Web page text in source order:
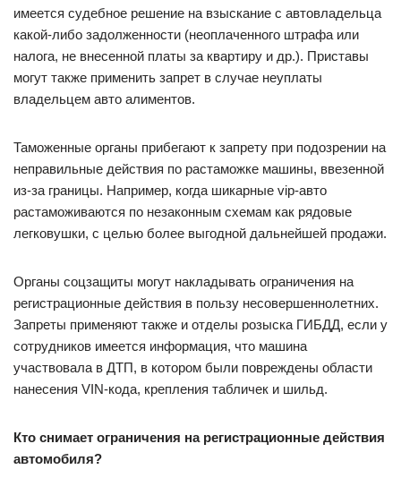
имеется судебное решение на взыскание с автовладельца
какой-либо задолженности (неоплаченного штрафа или
налога, не внесенной платы за квартиру и др.). Приставы
могут также применить запрет в случае неуплаты
владельцем авто алиментов.
Таможенные органы прибегают к запрету при подозрении на
неправильные действия по растаможке машины, ввезенной
из-за границы. Например, когда шикарные vip-авто
растаможиваются по незаконным схемам как рядовые
легковушки, с целью более выгодной дальнейшей продажи.
Органы соцзащиты могут накладывать ограничения на
регистрационные действия в пользу несовершеннолетних.
Запреты применяют также и отделы розыска ГИБДД, если у
сотрудников имеется информация, что машина
участвовала в ДТП, в котором были повреждены области
нанесения VIN-кода, крепления табличек и шильд.
Кто снимает ограничения на регистрационные действия
автомобиля?